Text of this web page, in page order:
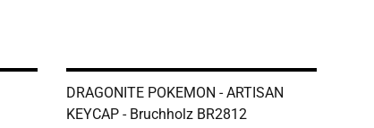
DRAGONITE POKEMON - ARTISAN
KEYCAP - Bruchholz BR2812